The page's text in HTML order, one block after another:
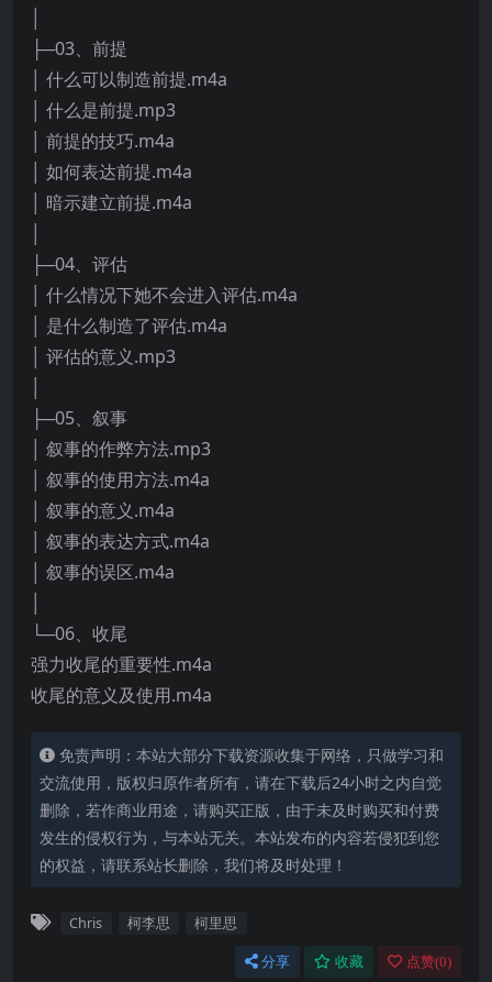
├─03、前提
│ 什么可以制造前提.m4a
│ 什么是前提.mp3
│ 前提的技巧.m4a
│ 如何表达前提.m4a
│ 暗示建立前提.m4a
├─04、评估
│ 什么情况下她不会进入评估.m4a
│ 是什么制造了评估.m4a
│ 评估的意义.mp3
├─05、叙事
│ 叙事的作弊方法.mp3
│ 叙事的使用方法.m4a
│ 叙事的意义.m4a
│ 叙事的表达方式.m4a
│ 叙事的误区.m4a
└─06、收尾
强力收尾的重要性.m4a
收尾的意义及使用.m4a
免责声明：本站大部分下载资源收集于网络，只做学习和
交流使用，版权归原作者所有，请在下载后24小时之内自觉
删除，若作商业用途，请购买正版，由于未及时购买和付费
发生的侵权行为，与本站无关。本站发布的内容若侵犯到您
的权益，请联系站长删除，我们将及时处理！
Chris 柯李思 柯里思
分享 收藏 点赞(0)